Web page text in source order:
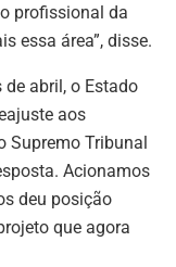
profissional da
essa área”, disse.
de abril, o Estado
aos
Supremo Tribunal
Acionamos
deu posição
que agora